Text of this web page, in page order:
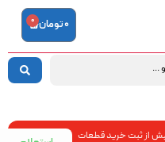
0تومان 0
پیش از ثبت خرید قطعات